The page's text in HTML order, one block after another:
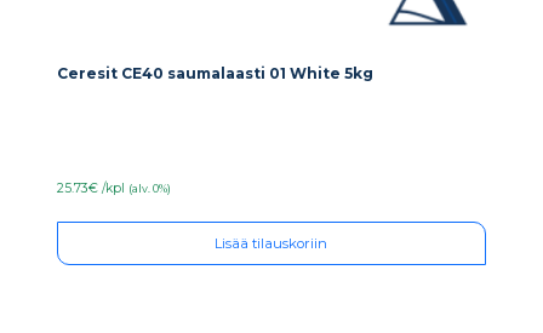
Ceresit CE40 saumalaasti 01 White 5kg
25.73€ /kpl (alv. 0%)
Lisää tilauskoriin